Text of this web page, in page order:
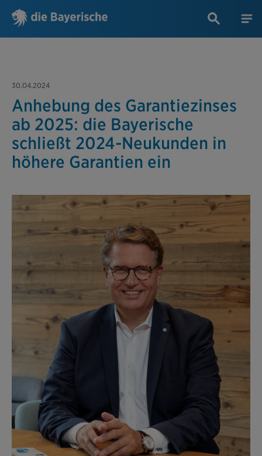
30.04.2024
Anhebung des Garantiezinses
ab 2025: die Bayerische
schließt 2024-Neukunden in
höhere Garantien ein